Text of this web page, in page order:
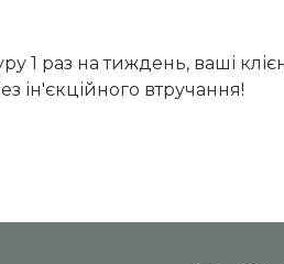
1 раз на тиждень, ваші
ін'єкційного втручання!